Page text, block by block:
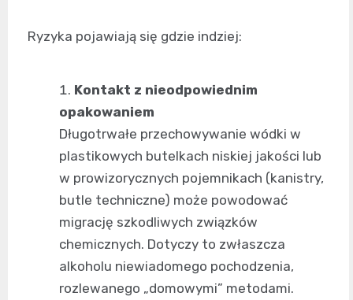
Ryzyka pojawiają się gdzie indziej:
Kontakt z nieodpowiednim
opakowaniem
Długotrwałe przechowywanie wódki w
plastikowych butelkach niskiej jakości lub
w prowizorycznych pojemnikach (kanistry,
butle techniczne) może powodować
migrację szkodliwych związków
chemicznych. Dotyczy to zwłaszcza
alkoholu niewiadomego pochodzenia,
rozlewanego „domowymi” metodami.